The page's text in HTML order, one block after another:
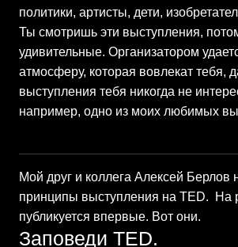
политики, артисты, дети,
Ты смотришь эти выступления,
удивительные. Организатором
атмосферу, которая вовлекат тебя,
выступления тебя никогда не
например, одно из моих любимых
Мой друг и коллега Алексей Берлов
принципы выступления на TED. На
публикуется впервые. Вот они.
Заповеди TED.